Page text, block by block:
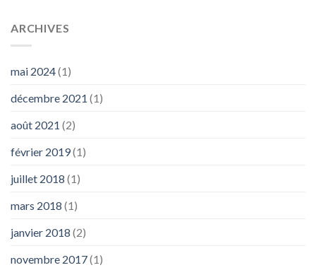
ARCHIVES
mai 2024(1)
décembre 2021 (1)
août 2021 (2)
février 2019(1)
juillet 2018 (1)
mars 2018 (1)
janvier 2018 (2)
novembre 2017(1)